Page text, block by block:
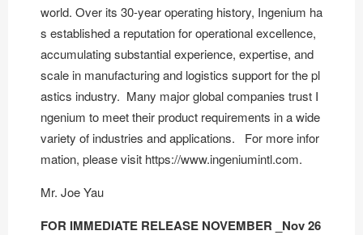
world. Over its 30-year operating history, Ingenium ha
s established a reputation for operational excellence,
accumulating substantial experience, expertise, and
scale in manufacturing and logistics support for the pl
astics industry. Many major global companies trust I
ngenium to meet their product requirements in a wide
variety of industries and applications. For more infor
mation, please visit https://www.ingeniumintl.com.
Mr. Joe Yau
FOR IMMEDIATE RELEASE NOVEMBER
Nov 26